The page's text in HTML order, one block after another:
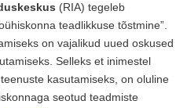
(RIA) tegeleb
teadlikkuse tõstmine”.
on vajalikud uued oskused
Selleks et inimestel
kasutamiseks, on oluline
seotud teadmiste